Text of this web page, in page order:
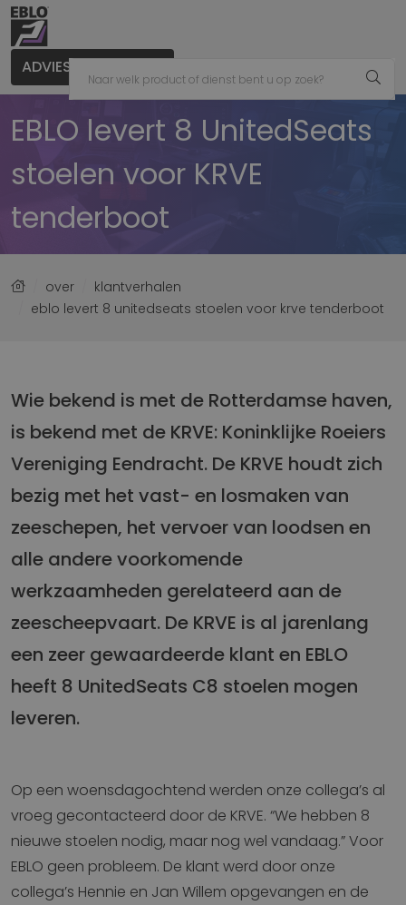
ADVIES AANVRAGEN
EBLO levert 8 UnitedSeats
stoelen voor KRVE
tenderboot
over
klantverhalen
eblo levert 8 unitedseats stoelen voor krve tenderboot
Wie bekend is met de Rotterdamse haven,
is bekend met de KRVE: Koninklijke Roeiers
Vereniging Eendracht. De KRVE houdt zich
bezig met het vast- en losmaken van
zeeschepen, het vervoer van loodsen en
alle andere voorkomende
werkzaamheden gerelateerd aan de
zeescheepvaart. De KRVE is al jarenlang
een zeer gewaardeerde klant en EBLO
heeft 8 UnitedSeats C8 stoelen mogen
leveren.
Op een woensdagochtend werden onze collega’s al
vroeg gecontacteerd door de KRVE. “We hebben 8
nieuwe stoelen nodig, maar nog wel vandaag.” Voor
EBLO geen probleem. De klant werd door onze
collega’s Hennie en Jan Willem opgevangen en de